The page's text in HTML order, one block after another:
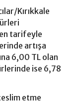
Kırıkkale
tarifeyle
artışa
6,00 TL olan
ise 6,78
etme